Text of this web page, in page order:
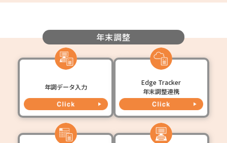
年末調整
年調データ入力
Edge Tracker
年末調整連携